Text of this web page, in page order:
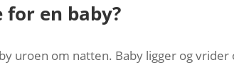
en baby?
uroen om natten. Baby ligger og vrider